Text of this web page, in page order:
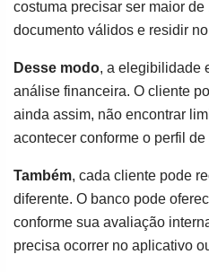
costuma precisar ser maior
documento válidos e residir
Desse modo, a elegibilidade
análise financeira. O cliente
ainda assim, não encontrar
acontecer conforme o perfil de
Também, cada cliente pode
diferente. O banco pode
conforme sua avaliação
precisa ocorrer no aplicativo